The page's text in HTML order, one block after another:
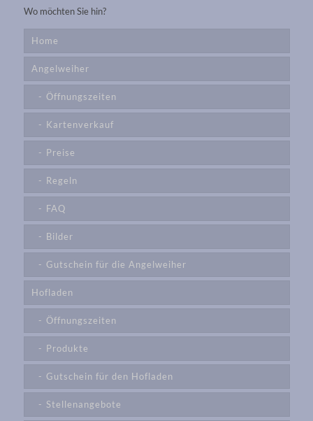
Wo möchten Sie hin?
Home
Angelweiher
Öffnungszeiten
Kartenverkauf
Preise
Regeln
FAQ
Bilder
Gutschein für die Angelweiher
Hofladen
Öffnungszeiten
Produkte
Gutschein für den Hofladen
Stellenangebote